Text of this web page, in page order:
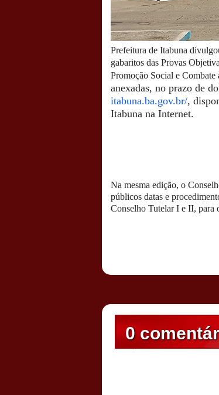
Prefeitura de Itabuna
gabaritos das Provas
Promoção Social e Combate
anexadas, no prazo de
itabuna.ba.gov.br/,
Itabuna na Internet.
Na mesma edição, o
públicos datas e
Conselho Tutelar I e II, para
0